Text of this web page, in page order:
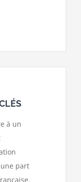
à un
part